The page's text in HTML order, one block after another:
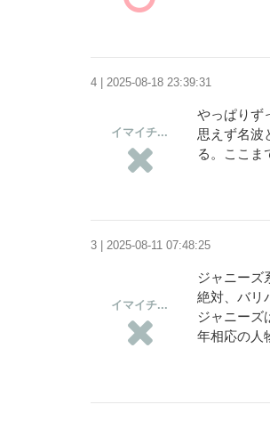
4 | 2025-08-18 23:39:31
イマイチ...
やっぱりず
思えず名波
る。ここま
3 | 2025-08-11 07:48:25
イマイチ...
ジャニーズ
絶対、バリ
ジャニーズ
年相応の人